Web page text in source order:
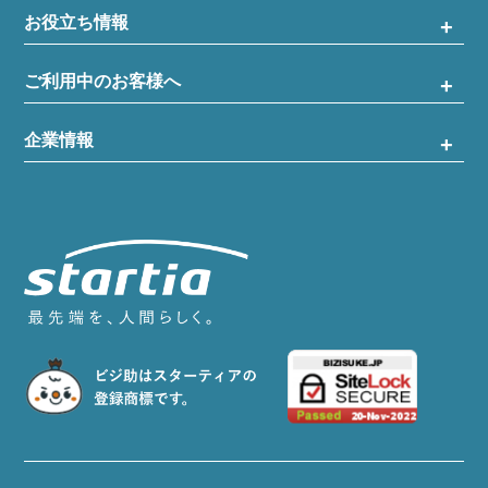
お役立ち情報
ご利用中のお客様へ
企業情報